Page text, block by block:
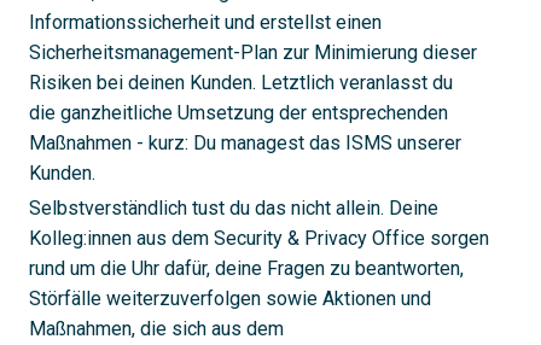
Informationssicherheit und erstellst einen
Sicherheitsmanagement-Plan zur Minimierung dieser
Risiken bei deinen Kunden. Letztlich veranlasst du
die ganzheitliche Umsetzung der entsprechenden
Maßnahmen - kurz: Du managest das ISMS unserer
Kunden.
Selbstverständlich tust du das nicht allein. Deine
Kolleg:innen aus dem Security & Privacy Office sorgen
rund um die Uhr dafür, deine Fragen zu beantworten,
Störfälle weiterzuverfolgen sowie Aktionen und
Maßnahmen, die sich aus dem